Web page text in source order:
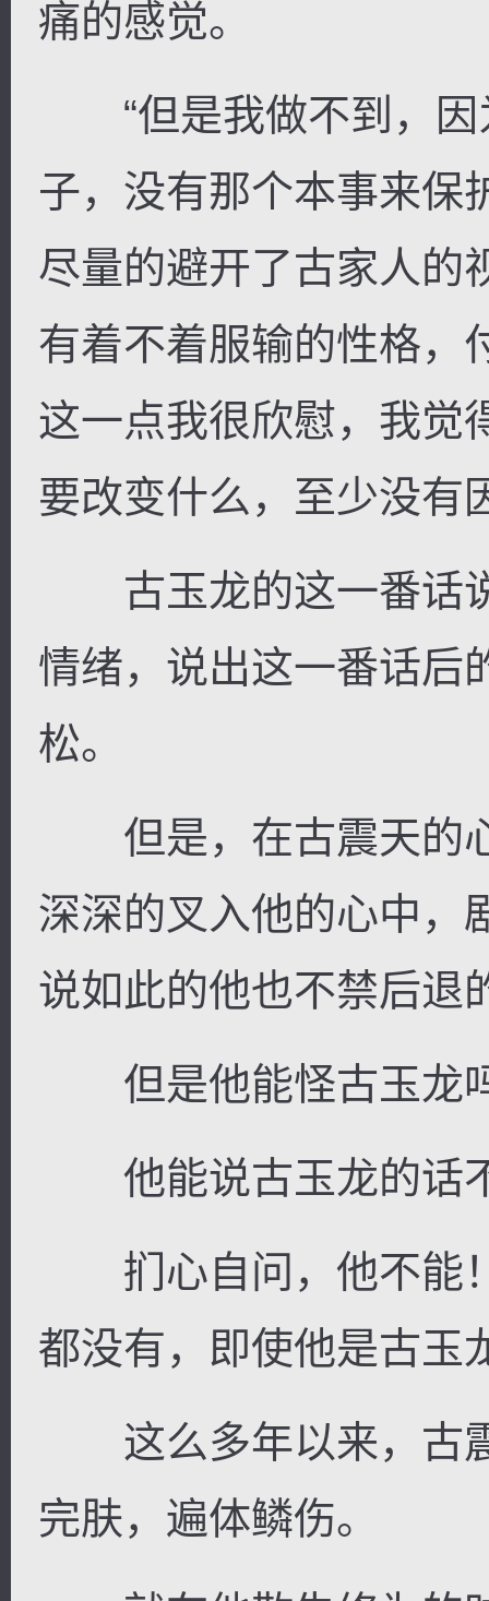
痛的感觉。
“但是我做不到，因
子，没有那个本事来保
尽量的避开了古家人的
有着不着服输的性格，
这一点我很欣慰，我觉
要改变什么，至少没有
古玉龙的这一番话
情绪，说出这一番话后
松。
但是，在古震天的
深深的叉入他的心中，
说如此的他也不禁后退
但是他能怪古玉龙
他能说古玉龙的话
扪心自问，他不能
都没有，即使他是古玉
这么多年以来，古
完肤，遍体鳞伤。